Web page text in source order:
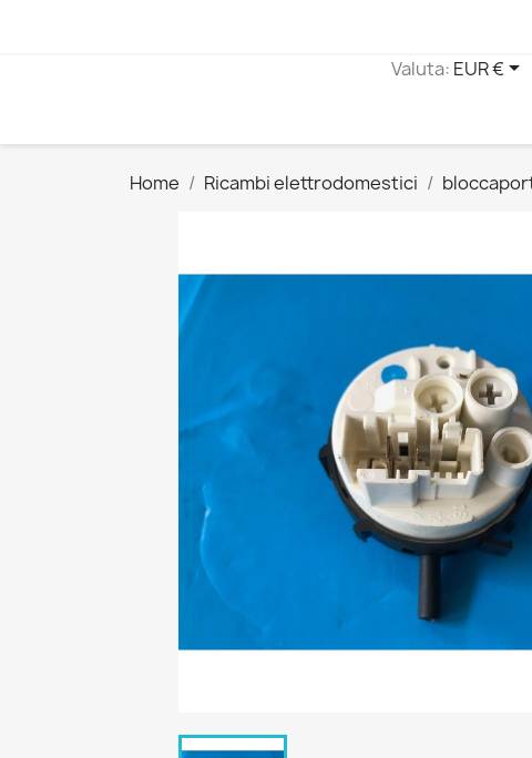
Valuta: EUR €
Home Ricambi elettrodomestici